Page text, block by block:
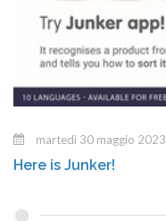
martedì 30 maggio 2023
Here is Junker!